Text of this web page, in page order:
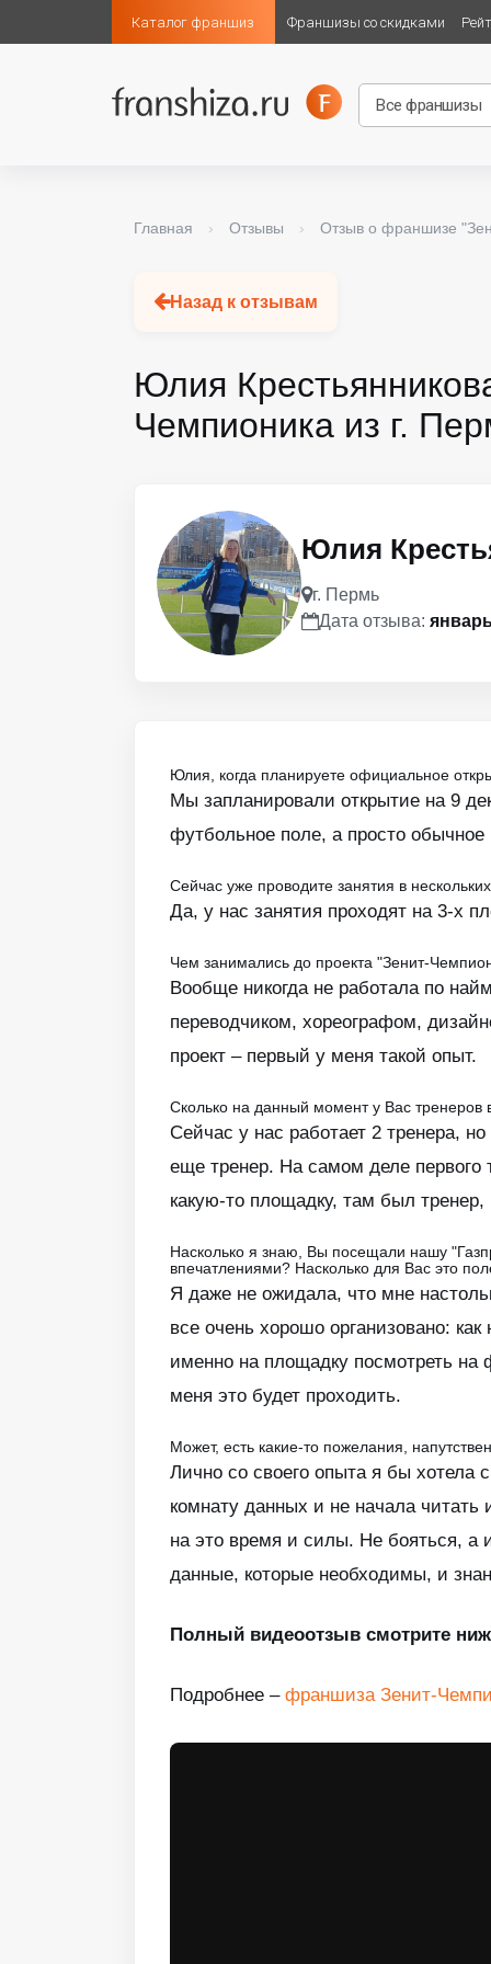
Каталог франшиз Франшизы со скидками
Главная › Отзывы › Отзыв о франшизе
Назад к отзывам
Юлия
Чемпионика из г.
Юлия
г. Пермь
Дата отзыва:
Юлия, когда планируете официальное
Мы запланировали открытие на 9
футбольное поле, а просто
Сейчас уже проводите занятия в
Да, у нас занятия проходят на 3-х
Чем занимались до проекта "Зенит-
Вообще никогда не работала по
переводчиком, хореографом,
проект – первый у меня такой опыт.
Сколько на данный момент у Вас тренеров
Сейчас у нас работает 2 тренера,
еще тренер. На самом деле
какую-то площадку, там был
Насколько я знаю, Вы посещали нашу
впечатлениями? Насколько для Вас это
Я даже не ожидала, что мне
все очень хорошо организовано:
именно на площадку посмотреть на
меня это будет проходить.
Может, есть какие-то пожелания,
Лично со своего опыта я бы хотела
комнату данных и не начала
на это время и силы. Не бояться, а
данные, которые необходимы, и
Полный видеоотзыв смотрите
Подробнее – франшиза Зенит-